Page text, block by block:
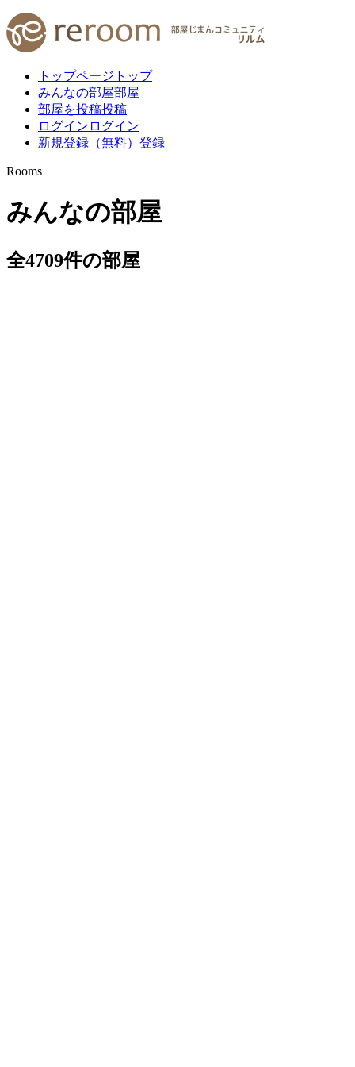
トップページ トップ
みんなの部屋部屋
部屋を投稿投稿
ログイン ログイン
新規登録（無料） 登録
Rooms
みんなの部屋
全4709件の部屋